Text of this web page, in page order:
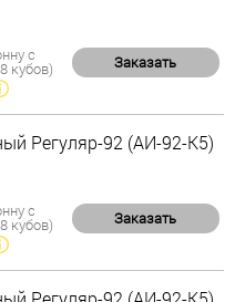
с
кубов) Заказать
Регуляр-92 (АИ-92-К5)
с
кубов) Заказать